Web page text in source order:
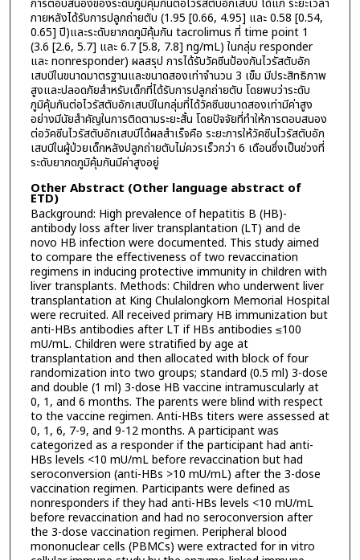
ภายหลังได้รับการปลูกถ่ายตับ (1.95 [0.66, 4.95] และ 0.58 [0.54,
0.65] ปี)และระดับยากดภูมิคุ้มกัน tacrolimus ที่ time point 1
(3.6 [2.6, 5.7] และ 6.7 [5.8, 7.8] ng/mL) ในกลุ่ม responder
และ nonresponder) ผลสรุป การได้รับวัคซีนป้องกันไวรัสตับอัก
เสบบีในขนาดมาตรฐานและขนาดสองเท่าจำนวน 3 เข็ม มีประสิทธิภาพ
สูงและปลอดภัยสำหรับเด็กที่ได้รับการปลูกถ่ายตับ โดยพบว่าระดับ
ภูมิคุ้มกันต่อไวรัสตับอักเสบบีในกลุ่มที่ได้วัคซีนขนาดสองเท่ามีค่าสูง
อย่างมีนัยสำคัญในการติดตามระยะสั้น โดยปัจจัยที่ทำให้การตอบสนอง
ต่อวัคซีนไวรัสตับอักเสบบีได้ผลสำเร็จคือ ระยะการให้วัคซีนไวรัสตับอัก
เสบบีในผู้ป่วยเด็กหลังปลูกถ่ายตับไม่ควรเร็วกว่า 6 เดือนซึ่งเป็นช่วงที่
ระดับยากดภูมิคุ้มกันมีค่าสูงอยู่
Other Abstract (Other language abstract of
ETD)
Background: High prevalence of hepatitis B (HB)-
antibody loss after liver transplantation (LT) and de
novo HB infection were documented. This study aimed
to compare the effectiveness of two revaccination
regimens in inducing protective immunity in children with
liver transplants. Methods: Children who underwent liver
transplantation at King Chulalongkorn Memorial Hospital
were recruited. All received primary HB immunization but
anti-HBs antibodies after LT if HBs antibodies ≤100
mU/mL. Children were stratified by age at
transplantation and then allocated with block of four
randomization into two groups; standard (0.5 ml) 3-dose
and double (1 ml) 3-dose HB vaccine intramuscularly at
0, 1, and 6 months. The parents were blind with respect
to the vaccine regimen. Anti-HBs titers were assessed at
0, 1, 6, 7-9, and 9-12 months. A participant was
categorized as a responder if the participant had anti-
HBs levels <10 mU/mL before revaccination but had
seroconversion (anti-HBs >10 mU/mL) after the 3-dose
vaccination regimen. Participants were defined as
nonresponders if they had anti-HBs levels <10 mU/mL
before revaccination and had no seroconversion after
the 3-dose vaccination regimen. Peripheral blood
mononuclear cells (PBMCs) were extracted for in vitro